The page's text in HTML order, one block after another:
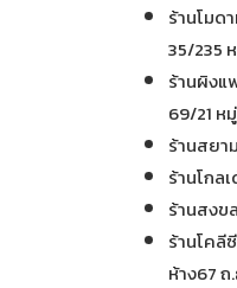
ร้านโมด
35/235
ร้านผิง
69/21 ห
ร้านสยา
ร้านโกล
ร้านสงข
ร้านโคลี
ห้าง67